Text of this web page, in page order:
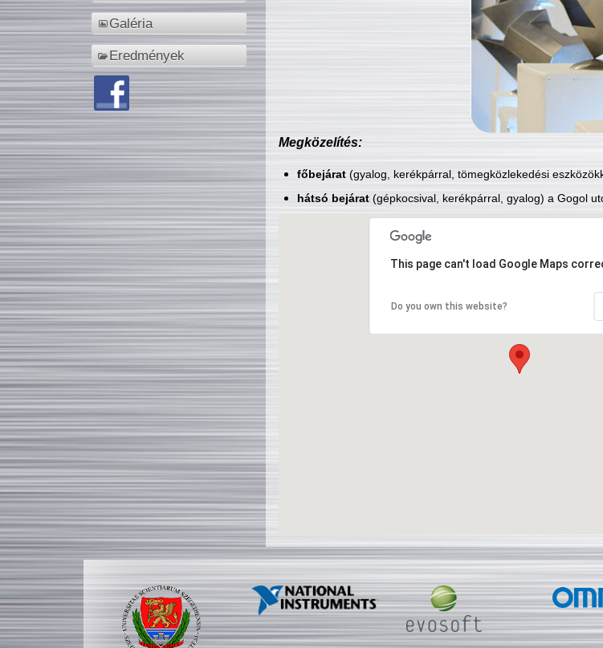
Galéria
Eredmények
Megközelítés:
főbejárat(gyalog, kerékpárral, tömegközlekedési
hátsó bejárat(gépkocsival, kerékpárral, gyalog) a Gogol
This page can't load Google Maps
Do you own this website?